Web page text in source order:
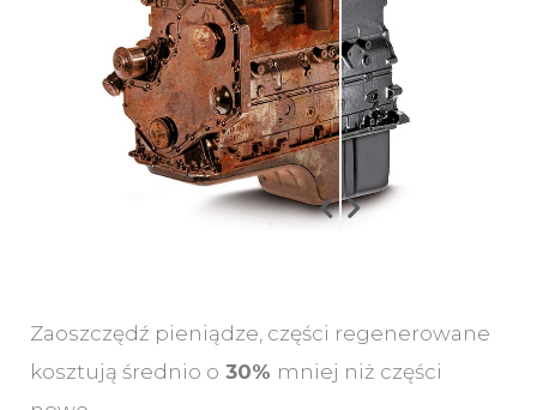
Zaoszczędź pieniądze, części regenerowane
kosztują średnio o 30% mniej niż części